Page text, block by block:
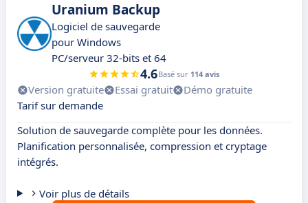
Uranium Backup
Logiciel de sauvegarde
pour Windows
PC/serveur 32-bits et 64
4.6Basé sur 114 avis
Version gratuite Essai gratuit
Démo gratuite
Tarif sur demande
Solution de sauvegarde complète pour les données.
Planification personnalisée, compression et cryptage
intégrés.
Voir plus de détails